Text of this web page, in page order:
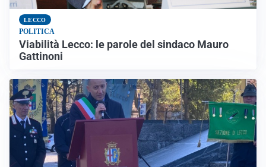
LECCO
POLITICA
Viabilità Lecco: le parole del sindaco Mauro
Gattinoni